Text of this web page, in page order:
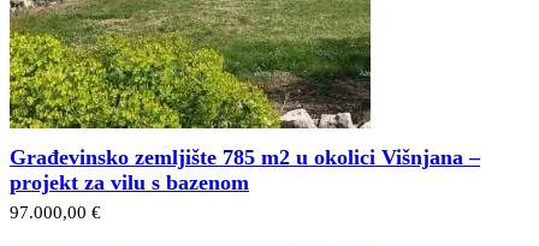
Građevinsko zemljište 785 m2 u okolici Višnjana –
projekt za vilu s bazenom
97.000,00 €